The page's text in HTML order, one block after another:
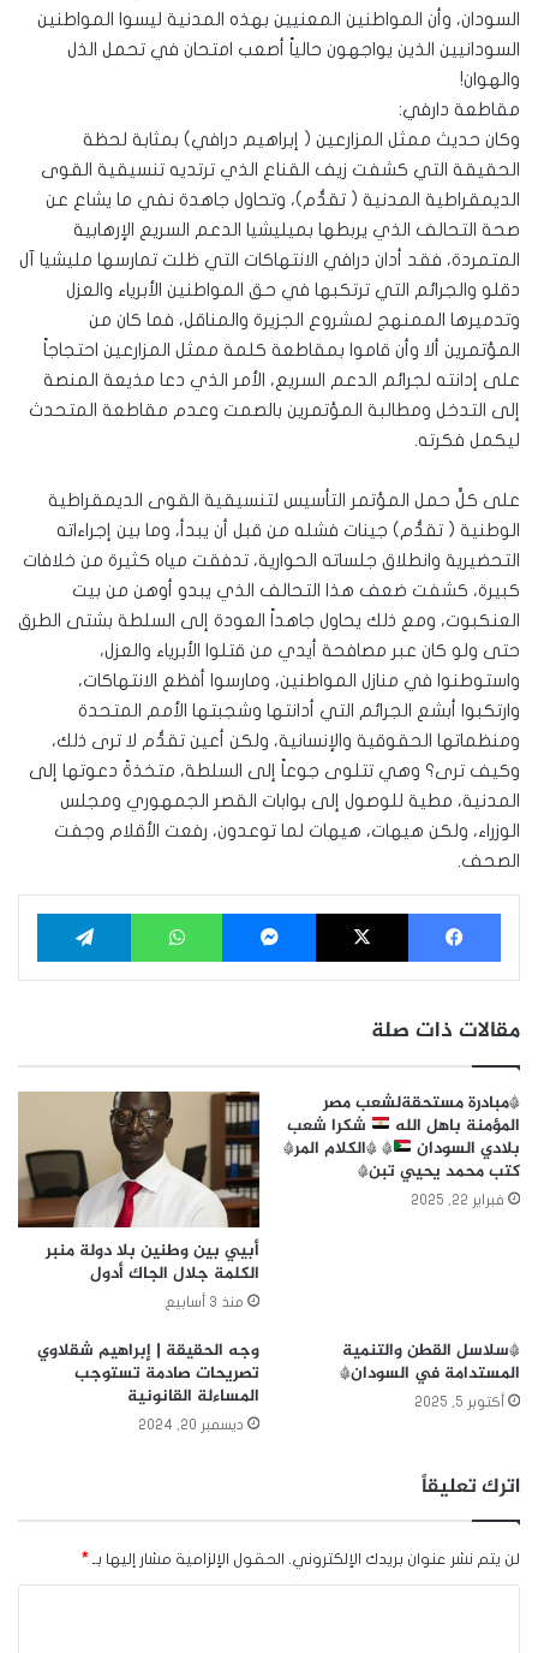
السودان، وأن المواطنين المعنيين بهذه المدنية ليسوا المواطنين
السودانيين الذين يواجهون حالياً أصعب امتحان في تحمل الذل
والهوان!
مقاطعة دارفي:
وكان حديث ممثل المزارعين ( إبراهيم درافي) بمثابة لحظة
الحقيقة التي كشفت زيف القناع الذي ترتديه تنسيقية القوى
الديمقراطية المدنية ( تقدُّم)، وتحاول جاهدة نفي ما يشاع عن
صحة التحالف الذي يربطها بميليشيا الدعم السريع الإرهابية
المتمردة، فقد أدان درافي الانتهاكات التي ظلت تمارسها مليشيا آل
دقلو والجرائم التي ترتكبها في حق المواطنين الأبرياء والعزل
وتدميرها الممنهج لمشروع الجزيرة والمناقل، فما كان من
المؤتمرين ألا وأن قاموا بمقاطعة كلمة ممثل المزارعين احتجاجاً
على إدانته لجرائم الدعم السريع، الأمر الذي دعا مذيعة المنصة
إلى التدخل ومطالبة المؤتمرين بالصمت وعدم مقاطعة المتحدث
ليكمل فكرته.
على كلٍّ حمل المؤتمر التأسيس لتنسيقية القوى الديمقراطية
الوطنية ( تقدُّم) جينات فشله من قبل أن يبدأ، وما بين إجراءاته
التحضيرية وانطلاق جلساته الحوارية، تدفقت مياه كثيرة من خلافات
كبيرة، كشفت ضعف هذا التحالف الذي يبدو أوهن من بيت
العنكبوت، ومع ذلك يحاول جاهداً العودة إلى السلطة بشتى الطرق
حتى ولو كان عبر مصافحة أيدي من قتلوا الأبرياء والعزل،
واستوطنوا في منازل المواطنين، ومارسوا أفظع الانتهاكات،
وارتكبوا أبشع الجرائم التي أدانتها وشجبتها الأمم المتحدة
ومنظماتها الحقوقية والإنسانية، ولكن أعين تقدُّم لا ترى ذلك،
وكيف ترى؟ وهي تتلوى جوعاً إلى السلطة، متخذةً دعوتها إلى
المدنية، مطية للوصول إلى بوابات القصر الجمهوري ومجلس
الوزراء، ولكن هيهات، هيهات لما توعدون، رفعت الأقلام وجفت
الصحف.
فيسبوك ‫X ماسنجر واتساب
مقالات ذات صلة
*مبادرة مستحقةلشعب مصر
المؤمنة باهل الله
شكرا شعب
بلادي السودان
* *الكلام المر*
كتب محمد يحيي تبن*
فبراير 22, 2025
أبيي بين وطنين بلا دولة منبر
الكلمة جلال الجاك أدول
منذ 3 أسابيع
*سلاسل القطن والتنمية
المستدامة في السودان*
أكتوبر 5, 2025
وجه الحقيقة | إبراهيم شقلاوي
تصريحات صادمة تستوجب
المساءلة القانونية
ديسمبر 20, 2024
اترك تعليقاً
لن يتم نشر عنوان بريدك الإلكتروني. الحقول الإلزامية مشار إليها بـ *